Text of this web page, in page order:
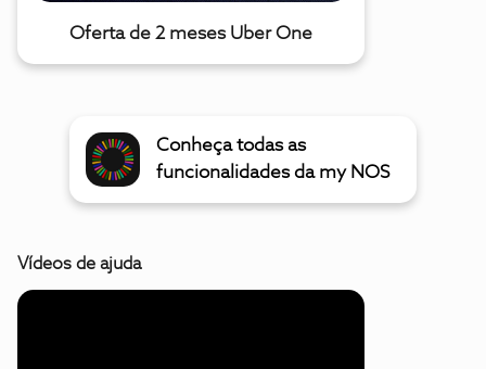
Oferta de 2 meses Uber One
Conheça todas as
funcionalidades da my NOS
Vídeos de ajuda